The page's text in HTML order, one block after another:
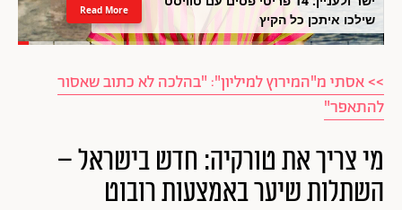
שילכו איתכן כל הקיץ
Read More
>> אסתי מ"המירוץ למיליון": "בהלכה לא כתוב שאסור
להתאפר"
מי צריך את טורקיה: חדש בישראל –
השתלות שיער באמצעות רובוט